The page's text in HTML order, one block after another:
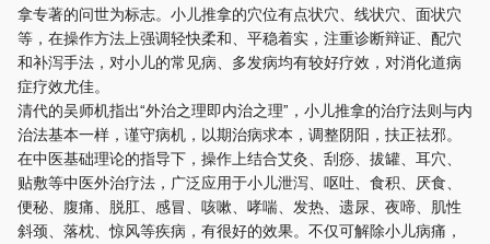
拿专著的问世为标志。小儿推拿的穴位有点状穴、线状穴、面状穴
等，在操作方法上强调轻快柔和、平稳着实，注重诊断辩证、配穴
和补泻手法，对小儿的常见病、多发病均有较好疗效，对消化道病
症疗效尤佳。
清代的吴师机指出“外治之理即内治之理”，小儿推拿的治疗法则与内
治法基本一样，谨守病机，以期治病求本，调整阴阳，扶正祛邪。
在中医基础理论的指导下，操作上结合艾灸、刮痧、拔罐、耳穴、
贴敷等中医外治疗法，广泛应用于小儿泄泻、呕吐、食积、厌食、
便秘、腹痛、脱肛、感冒、咳嗽、哮喘、发热、遗尿、夜啼、肌性
斜颈、落枕、惊风等疾病，有很好的效果。不仅可解除小儿病痛，